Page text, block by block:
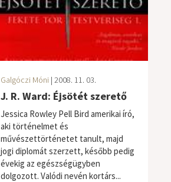
Galgóczi Móni | 2008. 11. 03.
J. R. Ward: Éjsötét szerető
Jessica Rowley Pell Bird amerikai író,
aki történelmet és
művészettörténetet tanult, majd
jogi diplomát szerzett, később pedig
évekig az egészségügyben
dolgozott. Valódi nevén kortárs...